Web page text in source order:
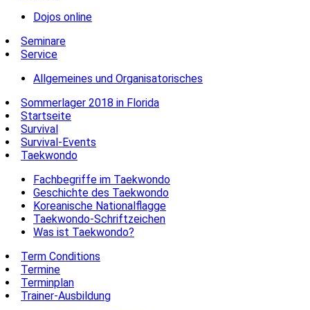
Dojos online
Seminare
Service
Allgemeines und Organisatorisches
Sommerlager 2018 in Florida
Startseite
Survival
Survival-Events
Taekwondo
Fachbegriffe im Taekwondo
Geschichte des Taekwondo
Koreanische Nationalflagge
Taekwondo-Schriftzeichen
Was ist Taekwondo?
Term Conditions
Termine
Terminplan
Trainer-Ausbildung